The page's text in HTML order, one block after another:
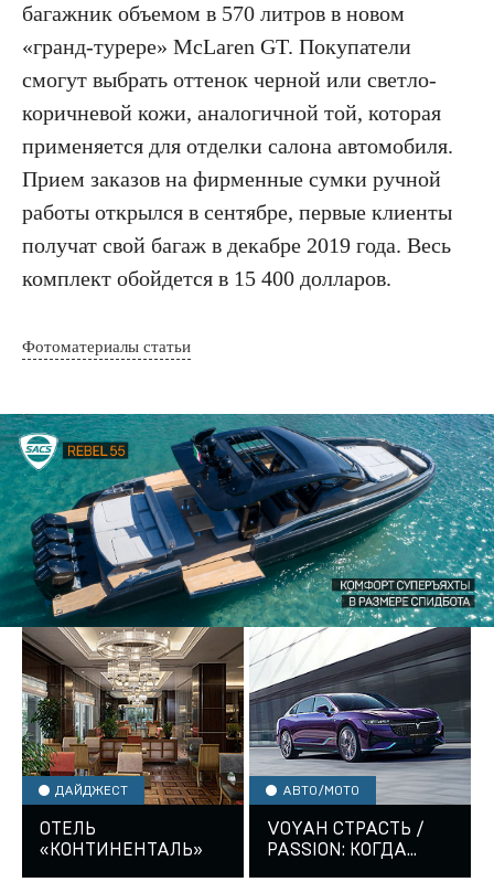
багажник объемом в 570 литров в новом
«гранд-турере» McLaren GT. Покупатели
смогут выбрать оттенок черной или светло-
коричневой кожи, аналогичной той, которая
применяется для отделки салона автомобиля.
Прием заказов на фирменные сумки ручной
работы открылся в сентябре, первые клиенты
получат свой багаж в декабре 2019 года. Весь
комплект обойдется в 15 400 долларов.
Фотоматериалы статьи
ДАЙДЖЕСТ
ОТЕЛЬ
«КОНТИНЕНТАЛЬ»
АВТО/МОТО
VOYAH СТРАСТЬ /
PASSION: КОГДА